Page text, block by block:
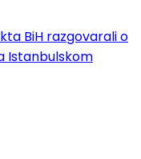
BiH razgovarali o
Istanbulskom